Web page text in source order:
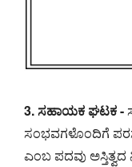
3. ಸಹಾಯಕ ಘಟಕ -
ಸಂಭವಗಳೊಂದಿಗೆ
ಎಂಬ ಪದವು